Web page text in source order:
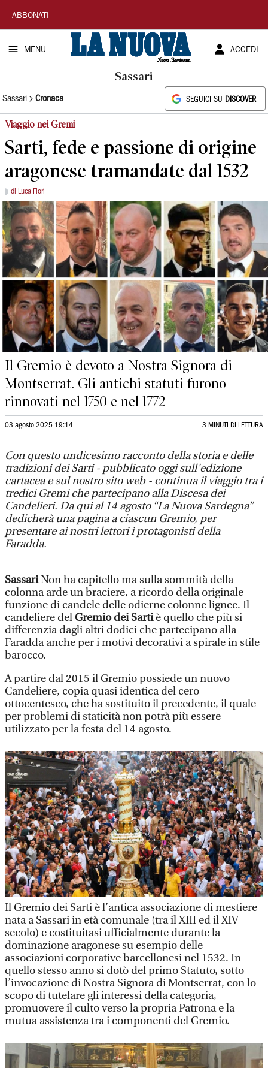
La
Nuova
Sardegna
ABBONATI
MENU ACCEDI
Sassari
Sassari Cronaca SEGUICI SU DISCOVER
Viaggio nei Gremi
Sarti, fede e passione di origine
aragonese tramandate dal 1532
di Luca Fiori
Il Gremio è devoto a Nostra Signora di
Montserrat. Gli antichi statuti furono
rinnovati nel 1750 e nel 1772
03 agosto 2025 19:14 3 MINUTI DI LETTURA
Con questo undicesimo racconto della storia e delle
tradizioni dei Sarti - pubblicato oggi sull’edizione
cartacea e sul nostro sito web - continua il viaggio tra i
tredici Gremi che partecipano alla Discesa dei
Candelieri. Da qui al 14 agosto “La Nuova Sardegna”
dedicherà una pagina a ciascun Gremio, per
presentare ai nostri lettori i protagonisti della
Faradda.
SassariNon ha capitello ma sulla sommità della
colonna arde un braciere, a ricordo della originale
funzione di candele delle odierne colonne lignee. Il
candeliere delGremio dei Sartiè quello che più si
differenzia dagli altri dodici che partecipano alla
Faradda anche per i motivi decorativi a spirale in stile
barocco.
A partire dal 2015 il Gremio possiede un nuovo
Candeliere, copia quasi identica del cero
ottocentesco, che ha sostituito il precedente, il quale
per problemi di staticità non potrà più essere
utilizzato per la festa del 14 agosto.
Il Gremio dei Sarti è l’antica associazione di mestiere
nata a Sassari in età comunale (tra il XIII ed il XIV
secolo) e costituitasi ufficialmente durante la
dominazione aragonese su esempio delle
associazioni corporative barcellonesi nel 1532. In
quello stesso anno si dotò del primo Statuto, sotto
l’invocazione di Nostra Signora di Montserrat, con lo
scopo di tutelare gli interessi della categoria,
promuovere il culto verso la propria Patrona e la
mutua assistenza tra i componenti del Gremio.